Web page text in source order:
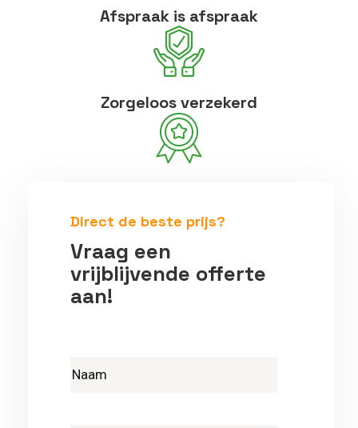
Afspraak is afspraak
Zorgeloos verzekerd
Direct de beste prijs?
Vraag een
vrijblijvende offerte
aan!